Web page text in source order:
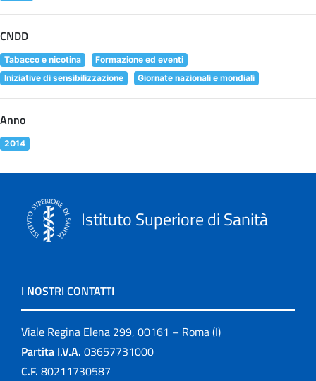
CNDD
Tabacco e nicotina
Formazione ed eventi
Iniziative di sensibilizzazione
Giornate nazionali e mondiali
Anno
2014
Istituto Superiore di Sanità
I NOSTRI CONTATTI
Viale Regina Elena 299, 00161 – Roma (I)
Partita I.V.A. 03657731000
C.F. 80211730587